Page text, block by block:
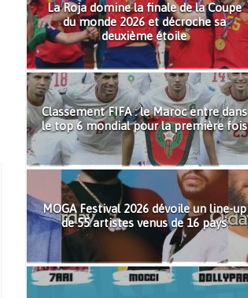
La Roja domine la finale de la Coupe
du monde 2026 et décroche sa
deuxième étoile
Classement FIFA : le Maroc entre dans
le top 6 mondial pour la première fois
MOGA Festival 2026 dévoile un line-up
de 55 artistes venus de 16 pays